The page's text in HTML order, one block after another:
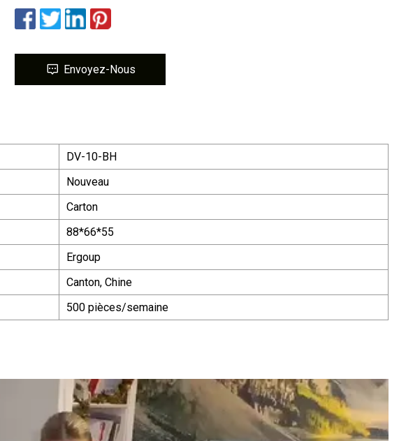
Envoyez-Nous
DV-10-BH
Nouveau
Carton
88*66*55
Ergoup
Canton, Chine
500 pièces/semaine